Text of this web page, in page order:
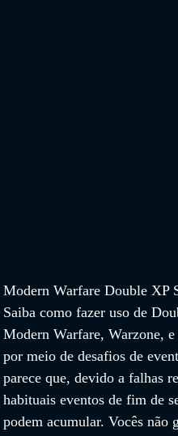
Modern Warfare Double XP
Saiba como fazer uso de
Modern Warfare, Warzone, e
por meio de desafios de
parece que, devido a falhas
habituais eventos de fim de
podem acumular. Vocês não